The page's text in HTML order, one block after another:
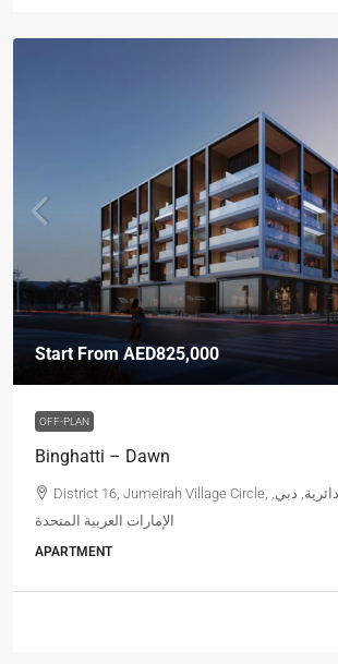
Start From AED825,000
OFF-PLAN
Binghatti – Dawn
District 16, Jumeirah Village Circle, قرية جميرا الدائرية, دبي,
الإمارات العربية المتحدة
APARTMENT